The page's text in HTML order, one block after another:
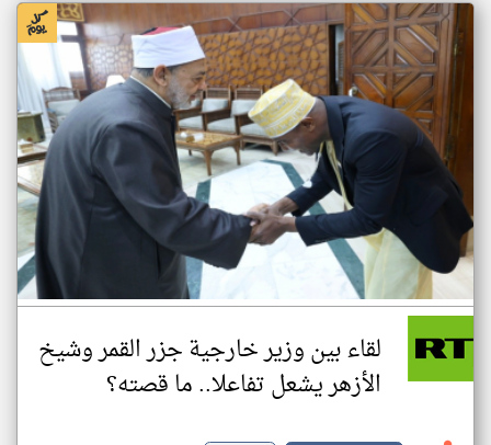
لقاء بين وزير خارجية جزر القمر وشيخ
الأزهر يشعل تفاعلا.. ما قصته؟